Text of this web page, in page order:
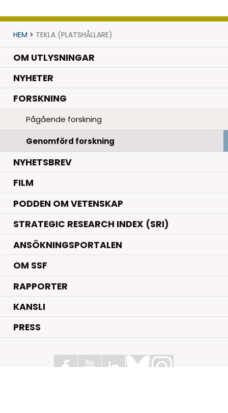
HEM > TEKLA (PLATSHÅLLARE)
OM UTLYSNINGAR
NYHETER.
FORSKNING.
Pågående forskning
Genomförd forskning
NYHETSBREV
FILM
PODDEN OM VETENSKAP
STRATEGIC RESEARCH INDEX (SRI)
ANSÖKNINGSPORTALEN
OM SSF
RAPPORTER
KANSLI
PRESS